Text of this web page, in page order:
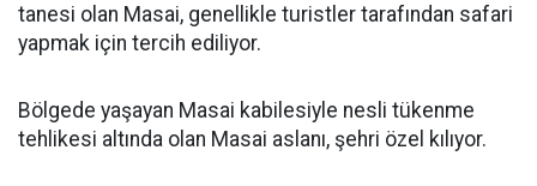
tanesi olan Masai, genellikle turistler tarafından safari
yapmak için tercih ediliyor.
Bölgede yaşayan Masai kabilesiyle nesli tükenme
tehlikesi altında olan Masai aslanı, şehri özel kılıyor.